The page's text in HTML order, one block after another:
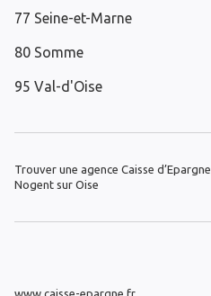
77 Seine-et-Marne
80 Somme
95 Val-d'Oise
Trouver une agence Caisse d’Epargne
Nogent sur Oise
www.caisse-epargne.fr